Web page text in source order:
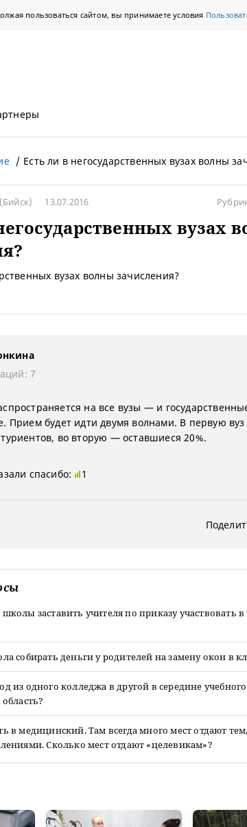
пользоваться сайтом, вы принимаете условия
Есть ли в негосударственных вузах волны
(Бийск) 13.07.2016
вузах
вузах волны зачисления?
7
на все вузы — и
Прием будет идти двумя волнами. В первую
во вторую — оставшиеся 20%.
спасибо: 1
заставить учителя по приказу участвовать в
собирать деньги у родителей на замену окон в
из одного колледжа в другой в середине учебного
в медицинский. Там всегда много мест отдают
Сколько мест отдают «целевикам»?